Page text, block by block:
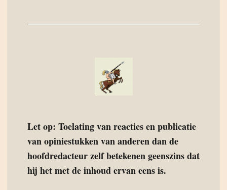
Let op: Toelating van reacties en publicatie
van opiniestukken van anderen dan de
hoofdredacteur zelf betekenen geenszins dat
hij het met de inhoud ervan eens is.